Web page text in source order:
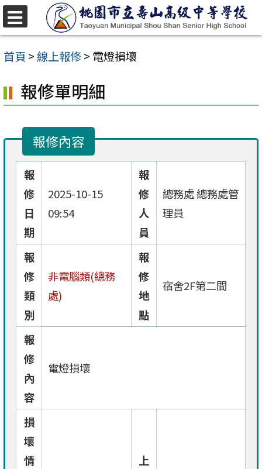
跳
至
主
內
容
首頁 >線上報修> 電燈損壞
報修單明細
報修內容
報
修
日
期
2025-10-15
09:54
報
修
人
員
總務處 總務處管
理員
報
修
類
別
非電腦類(總務
處)
報
修
地
點
宿舍2F第二間
報
修
內
容
電燈損壞
損
壞
情
上
選
單